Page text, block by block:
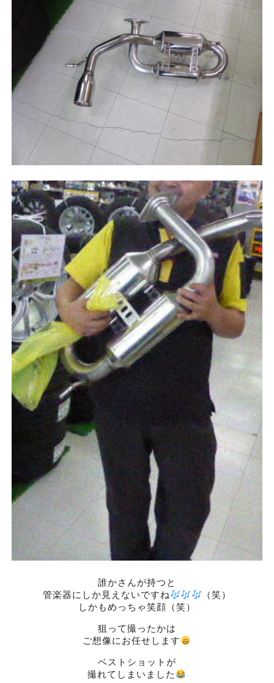
誰かさんが持つと
管楽器にしか見えないですね
（笑）
しかもめっちゃ笑顔（笑）
狙って撮ったかは
ご想像にお任せします
ベストショットが
撮れてしまいました